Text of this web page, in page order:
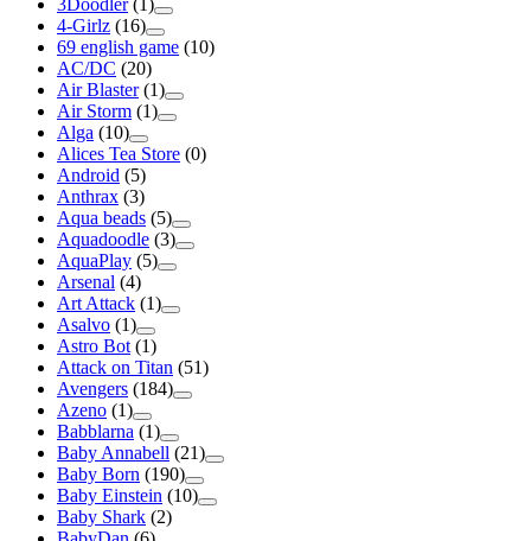
4-Girlz (16)
69 english game (10)
AC/DC (20)
Air Blaster (1)
Air Storm (1)
Alga (10)
Alices Tea Store (0)
Android (5)
Anthrax (3)
Aqua beads (5)
Aquadoodle (3)
AquaPlay (5)
Arsenal (4)
Art Attack (1)
Asalvo (1)
Astro Bot (1)
Attack on Titan (51)
Avengers (184)
Azeno (1)
Babblarna (1)
Baby Annabell (21)
Baby Born (190)
Baby Einstein (10)
Baby Shark (2)